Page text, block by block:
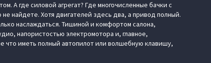
А где силовой агрегат? Где многочисленные бачки с
найдете. Хотя двигателей здесь два, а привод полный.
наслаждаться. Тишиной и комфортом салона,
напористостью электромотора и, главное,
что иметь полный автопилот или волшебную клавишу,